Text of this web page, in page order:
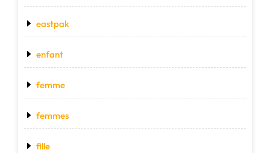
eastpak
enfant
femme
femmes
fille